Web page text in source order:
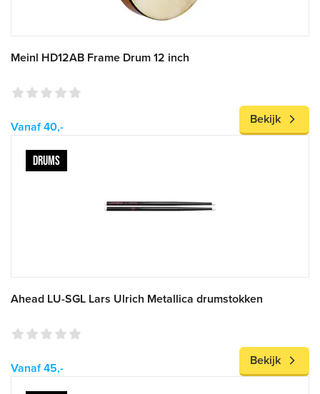
Meinl HD12AB Frame Drum 12 inch
Vanaf 40,-
Bekijk
DRUMS
Ahead LU-SGL Lars Ulrich Metallica drumstokken
Vanaf 45,-
Bekijk